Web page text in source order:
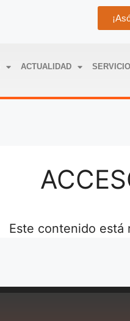
ACTUALIDAD
Este contenido está